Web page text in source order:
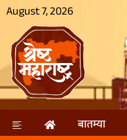
August 7, 2026
बातम्या